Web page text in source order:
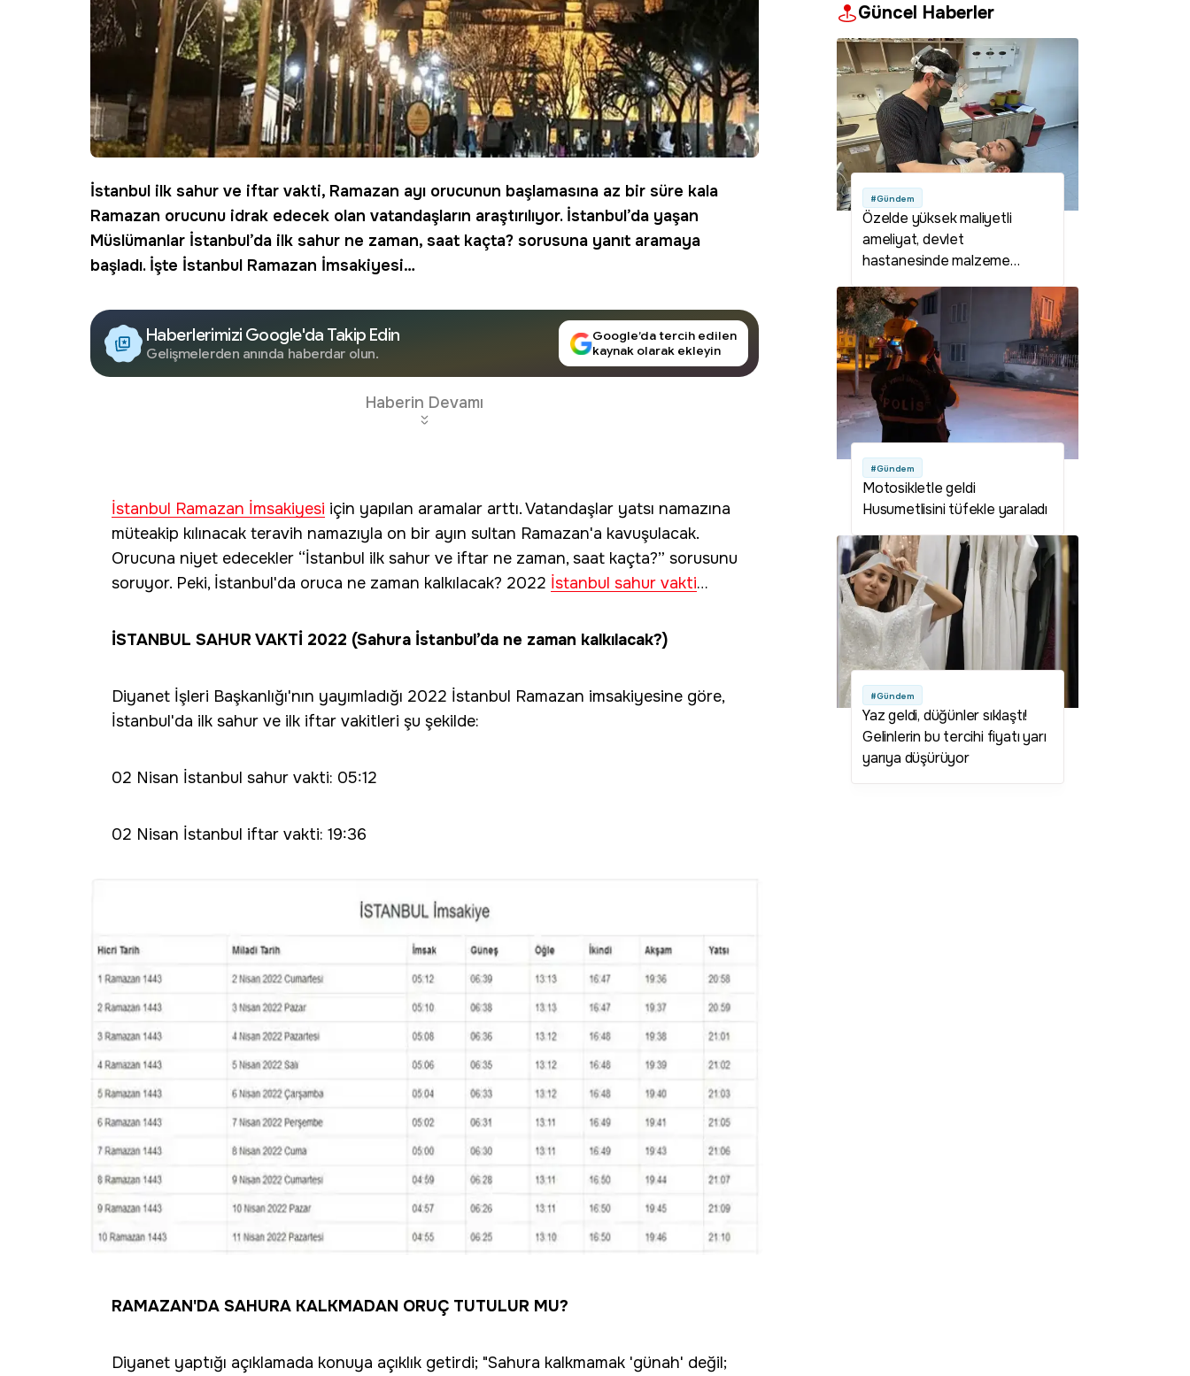
İstanbul ilk sahur ve iftar vakti, Ramazan ayı orucunun başlamasına az bir süre kala
Ramazan orucunu idrak edecek olan vatandaşların araştırılıyor. İstanbul’da yaşan
Müslümanlar İstanbul’da ilk sahur ne zaman, saat kaçta? sorusuna yanıt aramaya
başladı. İşte İstanbul Ramazan İmsakiyesi…
Haberlerimizi Google'da Takip Edin
Gelişmelerden anında haberdar olun.
Google’da tercih edilen
kaynak olarak ekleyin
Haberin Devamı
İstanbul Ramazan İmsakiyesi için yapılan aramalar arttı. Vatandaşlar yatsı namazına
müteakip kılınacak teravih namazıyla on bir ayın sultan Ramazan'a kavuşulacak.
Orucuna niyet edecekler “İstanbul ilk sahur ve iftar ne zaman, saat kaçta?” sorusunu
soruyor. Peki, İstanbul'da oruca ne zaman kalkılacak? 2022 İstanbul sahur vakti…
İSTANBUL SAHUR VAKTİ 2022 (Sahura İstanbul’da ne zaman kalkılacak?)
Diyanet İşleri Başkanlığı'nın yayımladığı 2022 İstanbul Ramazan imsakiyesine göre,
İstanbul'da ilk sahur ve ilk iftar vakitleri şu şekilde:
02 Nisan İstanbul sahur vakti: 05:12
02 Nisan İstanbul iftar vakti: 19:36
RAMAZAN'DA SAHURA KALKMADAN ORUÇ TUTULUR MU?
Diyanet yaptığı açıklamada konuya açıklık getirdi; "Sahura kalkmamak 'günah' değil;
Güncel Haberler
#Gündem
Özelde yüksek maliyetli
ameliyat, devlet
hastanesinde malzeme
#Gündem
Motosikletle geldi
Husumetlisini tüfekle yaraladı
#Gündem
Yaz geldi, düğünler sıklaştı!
Gelinlerin bu tercihi fiyatı yarı
yarıya düşürüyor